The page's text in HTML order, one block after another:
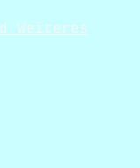
Weiteres